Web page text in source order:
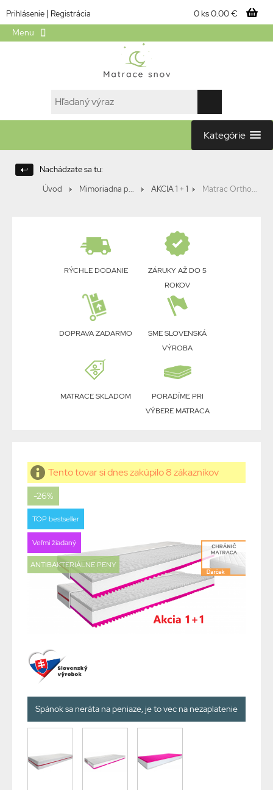
Prihlásenie | Registrácia 0 ks0.00 €
Menu
Kategórie
Nachádzate sa tu:
Úvod
Mimoriadna p... AKCIA 1 + 1 Matrac Ortho...
RÝCHLE DODANIE
ZÁRUKY AŽ DO 5
ROKOV
DOPRAVA ZADARMO
SME SLOVENSKÁ
VÝROBA
MATRACE SKLADOM
PORADÍME PRI
VÝBERE MATRACA
Tento tovar si dnes zakúpilo 8 zákazníkov
-26%
TOP bestseller
Veľmi žiadaný
ANTIBAKTERIÁLNE PENY
Spánok sa neráta na peniaze, je to vec na nezaplatenie